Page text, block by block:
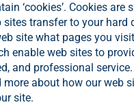
‘cookies’. Cookies are
transfer to your hard
site what pages you
enable web sites to
and professional
more about how our web
site.